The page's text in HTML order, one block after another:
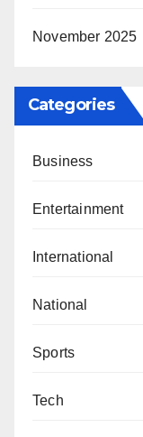
November 2025
Categories
Business
Entertainment
International
National
Sports
Tech